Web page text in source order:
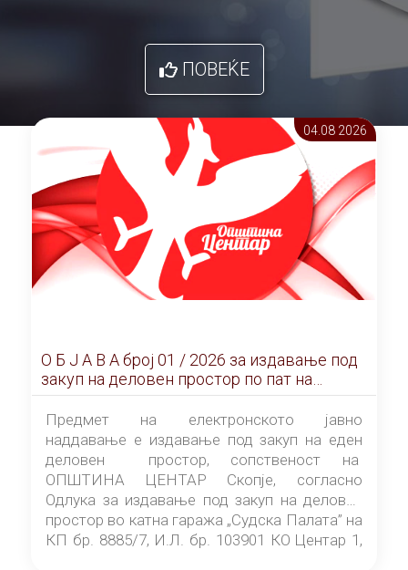
ПОВЕЌЕ
04.08 2026
О Б Ј А В А брoj 01 / 2026 за издавање под
закуп на деловен простор по пат на
ЕЛЕКТРОНСКО ЈАВНО НАДДАВАЊЕ
Предмет на електронското јавно
наддавање е издавање под закуп на еден
деловен простор, сопственост на
ОПШТИНА ЦЕНТАР Скопје, согласно
Одлука за издавање под закуп на деловен
простор во катна гаража „Судска Палата” на
КП бр. 8885/7, И.Л. бр. 103901 КО Центар 1,